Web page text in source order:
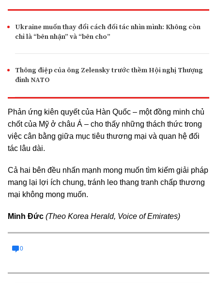
Ukraine muốn thay đổi cách đối tác nhìn mình: Không còn
chỉ là “bên nhận” và “bên cho”
Thông điệp của ông Zelensky trước thềm Hội nghị Thượng
đỉnh NATO
Phản ứng kiên quyết của Hàn Quốc – một đồng minh chủ
chốt của Mỹ ở châu Á – cho thấy những thách thức trong
việc cân bằng giữa mục tiêu thương mại và quan hệ đối
tác lâu dài.
Cả hai bên đều nhấn mạnh mong muốn tìm kiếm giải pháp
mang lại lợi ích chung, tránh leo thang tranh chấp thương
mại không mong muốn.
Minh Đức (Theo Korea Herald, Voice of Emirates)
0